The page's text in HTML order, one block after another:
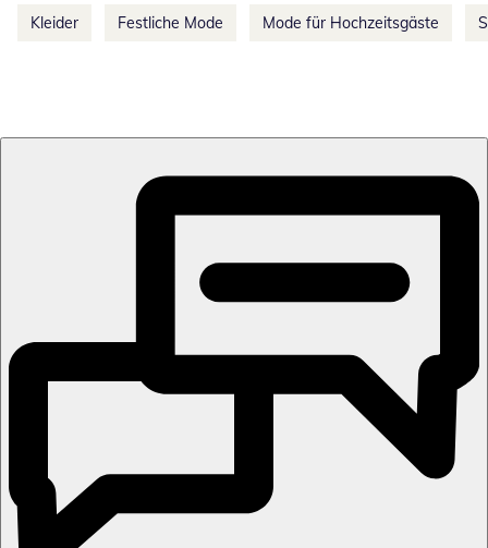
Kleider Festliche Mode Mode für Hochzeitsgäste